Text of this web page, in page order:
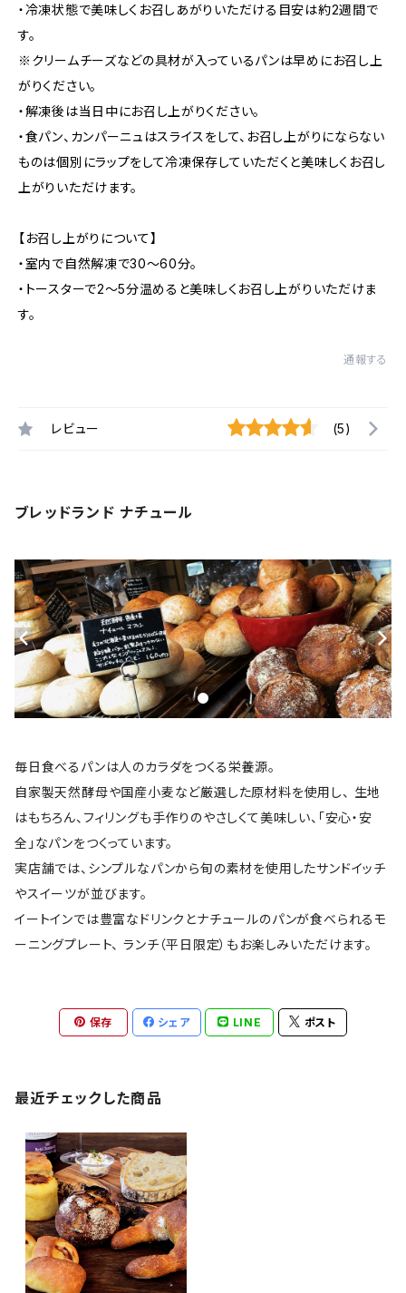
・冷凍状態で美味しくお召しあがりいただける目安は約2週間で
す。
※クリームチーズなどの具材が入っているパンは早めにお召し上
がりください。
・解凍後は当日中にお召し上がりください。
・食パン、カンパーニュはスライスをして、お召し上がりにならない
ものは個別にラップをして冷凍保存していただくと美味しくお召し
上がりいただけます。
【お召し上がりについて】
・室内で自然解凍で30～60分。
・トースターで2～5分温めると美味しくお召し上がりいただけま
す。
通報する
レビュー (5)
ブレッドランド ナチュール
毎日食べるパンは人のカラダをつくる栄養源。
自家製天然酵母や国産小麦など厳選した原材料を使用し、 生地
はもちろん、フィリングも手作りのやさしくて美味しい、「安心・安
全」なパンをつくっています。
実店舗では、シンプルなパンから旬の素材を使用したサンドイッチ
やスイーツが並びます。
イートインでは豊富なドリンクとナチュールのパンが食べられるモ
ーニングプレート、 ランチ（平日限定）もお楽しみいただけます。
保存 シェア LINE ポスト
最近チェックした商品